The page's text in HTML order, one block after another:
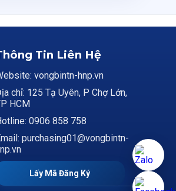
Tin Liên Hệ
vongbintn-hnp.vn
chỉ: 125 Tạ Uyên, P Chợ Lớn,
HCM
0906 858 758
purchasing01@vongbintn-
Lấy Mã Đăng Ký